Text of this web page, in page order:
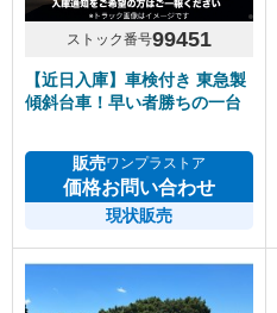
ストック番号99451
【近日入庫】車検付き 東急製
傾斜台車！早い者勝ちの一台
販売ワンプラストア
価格お問い合わせ
現状販売